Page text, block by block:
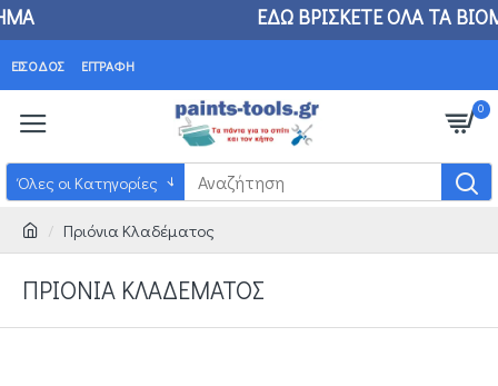
ΕΔΩ ΒΡΙΣΚΕΤΕ ΟΛΑ ΤΑ ΒΙΟΜΗΧΑΝΙΚΑ ΕΙΔΗ
ΕΊΣΟΔΟΣ ΕΓΓΡΑΦΉ
0
Όλες οι Κατηγορίες
Πριόνια Κλαδέματος
ΠΡΙΌΝΙΑ ΚΛΑΔΈΜΑΤΟΣ